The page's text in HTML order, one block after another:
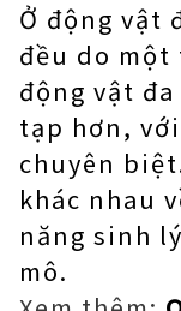
Ở động vật
đều do một
động vật
tạp hơn,
chuyên
khác nhau
năng sinh
mô.